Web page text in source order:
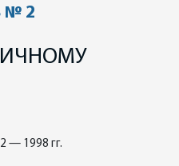
№ 2
— 1998 гг.